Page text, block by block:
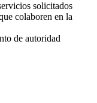
solicitados
colaboren en la
de autoridad